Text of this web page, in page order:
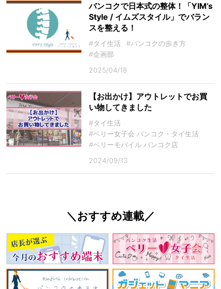
バンコクで日本式の整体！「YIM’s
Style / イムズスタイル」でバラン
スを整える！
#タイ生活
#バンコクの歩き方
#企画部
2025/04/18
【お出かけ】アウトレットでお買
い物してきました
#タイ生活
#ベリー女子会 バンコク・タイ生活
#ベリーモバイル バンコク店
2024/09/13
＼おすすめ連載／